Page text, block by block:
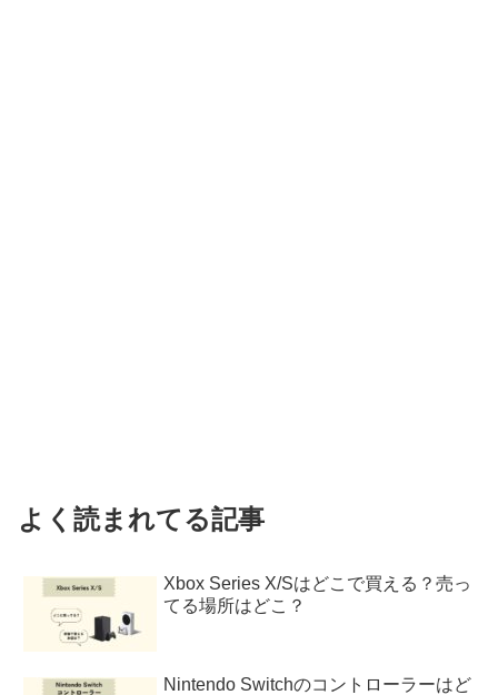
よく読まれてる記事
Xbox Series X/Sはどこで買える？売っ
てる場所はどこ？
Nintendo Switchのコントローラーはど